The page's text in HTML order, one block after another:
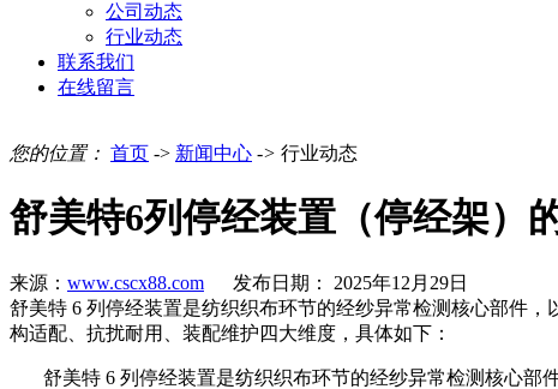
公司动态
行业动态
联系我们
在线留言
您的位置： 首页 -> 新闻中心 -> 行业动态
舒美特6列停经装置（停经架）
来源： www.cscx88.com 发布日期： 2025年12月29日
舒美特 6 列停经装置是纺织织布环节的经纱异常检测核心部件
构适配、抗扰耐用、装配维护四大维度，具体如下：
舒美特 6 列停经装置是纺织织布环节的经纱异常检测核心部